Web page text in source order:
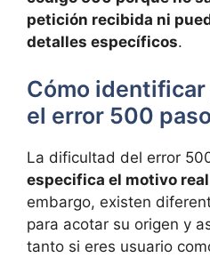
petición recibida ni
detalles específicos.
Cómo
el error 500
La dificultad del error
especifica el motivo
embargo, existen
para acotar su origen y
tanto si eres usuario